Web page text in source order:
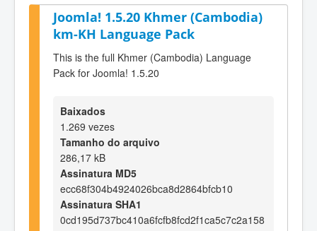
Joomla! 1.5.20 Khmer (Cambodia)
km-KH Language Pack
This is the full Khmer (Cambodia) Language
Pack for Joomla! 1.5.20
Baixados
1.269 vezes
Tamanho do arquivo
286,17 kB
Assinatura MD5
ecc68f304b4924026bca8d2864bfcb10
Assinatura SHA1
0cd195d737bc410a6fcfb8fcd2f1ca5c7c2a158